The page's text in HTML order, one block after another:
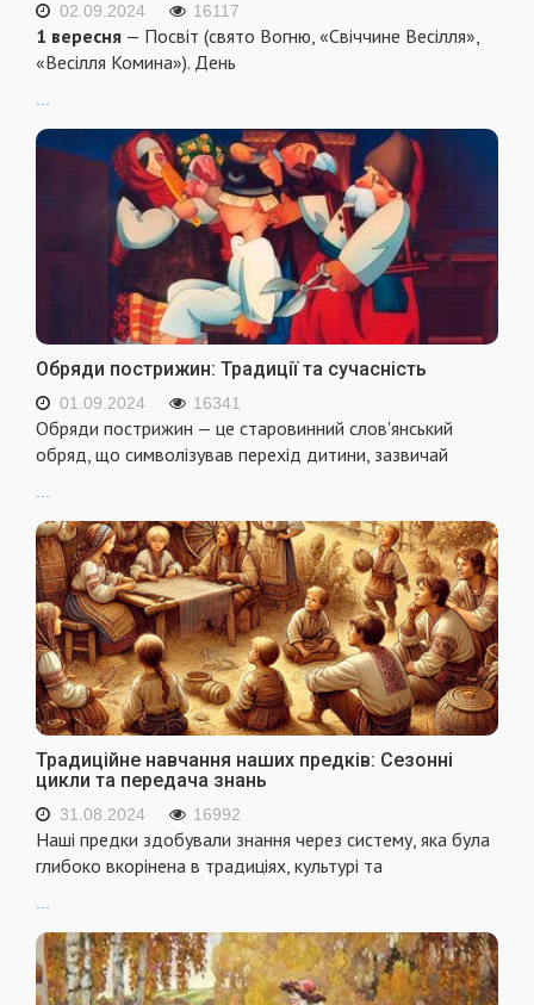
02.09.2024 16117
1 вересня — Посвіт (свято Вогню, «Свіччине Весілля»,
«Весілля Комина»). День
...
Обряди пострижин: Традиції та сучасність
01.09.2024 16341
Обряди пострижин — це старовинний слов'янський
обряд, що символізував перехід дитини, зазвичай
Традиційне навчання наших предків: Сезонні
цикли та передача знань
31.08.2024 16992
Наші предки здобували знання через систему, яка була
глибоко вкорінена в традиціях, культурі та